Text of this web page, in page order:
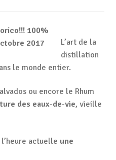
L’art de la
distillation
le monde entier.
ou encore le Rhum
des eaux-de-vie, vieille
actuelle une